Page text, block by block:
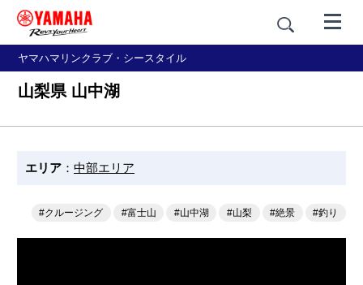
ヤマハマリンクラブ・シースタイル
山梨県 山中湖
エリア ： 中部エリア
#クルージング #富士山 #山中湖 #山梨 #絶景 #釣り